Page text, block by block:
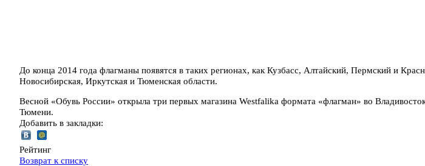
До конца 2014 года флагманы появятся в таких регионах, как Кузбасс, Алтайский, Пермский и
Новосибирская, Иркутская и Тюменская области.
Весной «Обувь России» открыла три первых магазина Westfalika формата «флагман» во
Тюмени.
Добавить в закладки:
Рейтинг
Возврат к списку